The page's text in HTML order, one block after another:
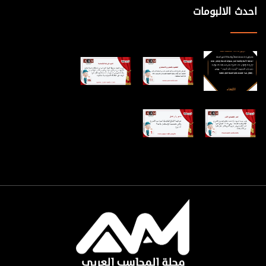
تحقيق التدفقات النقدية في المستقبل. لذلك يجب - بقدر الإمكان – أن
يجب أن تحتوي القوائم المالية على معلومات عن الأصول التي تعتبر
مصادر غير مباشرة للنقد توضح قدرة تلك الأصول على تقديم الخدمات
مباشرة للمدفوعات النقدية في معظم الأحيان يجب أن تحتوي
القوائم المالية على معلومات تبرز التدفقات النقدية السالبة التي تترتب
على سداد التزاماتها عند استحقاقها وتوزيع الأرباح على أصحاب رأس
المال بدون تقليص نطاق عملياتها الجارية ومن ثم يجب أن تحتوي
القوائم المالية للمنشأة على معلومات عن التدفق النقدي للمنشأة
وتعتبر المعلومات التالية مفيدة عند تقييم قدرة المنشأة على الوفاء
بالتزاماتها وتوزيع الأرباح على أصحاب رأس المال. ومن ثم يجب أن
احدث الالبومات